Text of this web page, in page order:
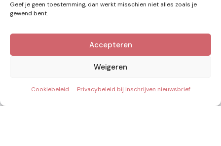
Geef je geen toestemming, dan werkt misschien niet alles zoals je
gewend bent.
Accepteren
Weigeren
Cookiebeleid Privacybeleid bij inschrijven nieuwsbrief
Kennis van Energie in je mailbox?
Abonner op nieuwe artikelen.